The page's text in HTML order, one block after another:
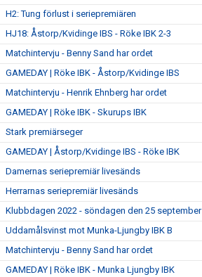
H2: Tung förlust i seriepremiären
HJ18: Åstorp/Kvidinge IBS - Röke IBK 2-3
Matchintervju - Benny Sand har ordet
GAMEDAY | Röke IBK - Åstorp/Kvidinge IBS
Matchintervju - Henrik Ehnberg har ordet
GAMEDAY | Röke IBK - Skurups IBK
Stark premiärseger
GAMEDAY | Åstorp/Kvidinge IBS - Röke IBK
Damernas seriepremiär livesänds
Herrarnas seriepremiär livesänds
Klubbdagen 2022 - söndagen den 25 september
Uddamålsvinst mot Munka-Ljungby IBK B
Matchintervju - Benny Sand har ordet
GAMEDAY | Röke IBK - Munka Ljungby IBK